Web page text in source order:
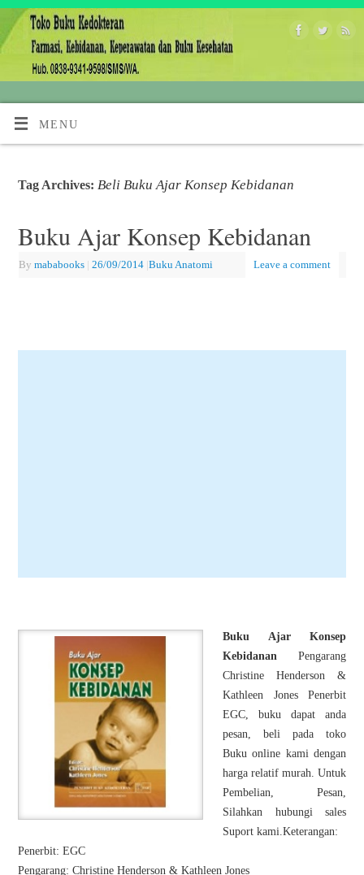
MENU
Tag Archives: Beli Buku Ajar Konsep Kebidanan
Buku Ajar Konsep Kebidanan
By mababooks | 26/09/2014 |Buku Anatomi Leave a comment
Buku Ajar Konsep
Kebidanan Pengarang
Christine Henderson &
Kathleen Jones Penerbit
EGC, buku dapat anda
pesan, beli pada toko
Buku online kami dengan
harga relatif murah. Untuk
Pembelian, Pesan,
Silahkan hubungi sales
Suport kami.Keterangan:
Penerbit: EGC
Pengarang: Christine Henderson & Kathleen Jones